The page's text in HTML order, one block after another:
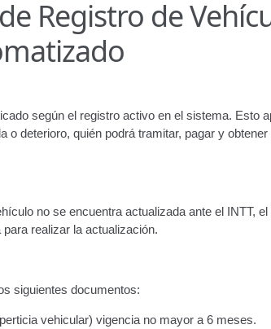
– Servicio Frecuente Llamado a
vehículos.
Público de Personas (RUTAS SUB
Registro Original de Licencia de Conducir
de 16 años). Registro Original de Licencia
y Privado de Personas – Servicio Frecuente
Registro de
según el registro activo en el sistema. Esto
deterioro, quién podrá tramitar, pagar y obtener
no se encuentra actualizada ante el INTT,
realizar la actualización.
siguientes documentos:
vehicular) vigencia no mayor a 6 meses.